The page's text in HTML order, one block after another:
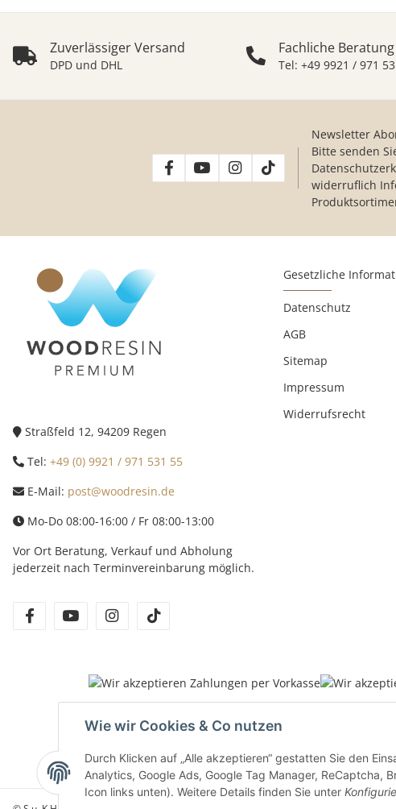
Wie wir Cookies & Co nutzen
Durch Klicken auf „Alle akzeptieren“ gestatten Sie den
Analytics, Google Ads, Google Tag Manager, ReCaptcha,
Icon links unten). Weitere Details finden Sie unter
Zuverlässiger Versand
DPD und DHL
Fachliche Beratung
Tel: +49 9921 / 971
Newsletter
Bitte senden
widerruflich
Straßfeld 12, 94209 Regen
Tel: +49 (0) 9921 / 971 531 55
E-Mail: post@woodresin.de
Mo-Do 08:00-16:00 / Fr 08:00-13:00
Vor Ort Beratung, Verkauf und Abholung
jederzeit nach Terminvereinbarung möglich.
facebookyoutube instagram
Gesetzliche
Datenschutz
AGB
Sitemap
Impressum
Widerrufsrecht